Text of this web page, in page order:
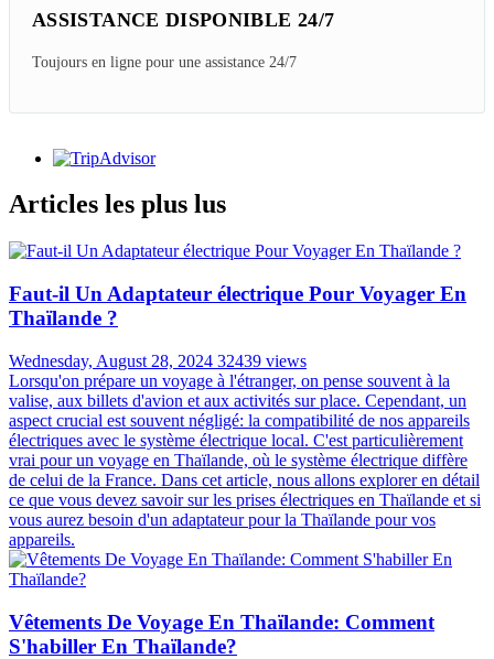
ASSISTANCE DISPONIBLE 24/7
Toujours en ligne pour une assistance 24/7
Articles les plus lus
Faut-il Un Adaptateur électrique Pour Voyager En
Thaïlande ?
Wednesday, August 28, 2024 32439 views
Lorsqu'on prépare un voyage à l'étranger, on pense souvent à la
valise, aux billets d'avion et aux activités sur place. Cependant, un
aspect crucial est souvent négligé: la compatibilité de nos appareils
électriques avec le système électrique local. C'est particulièrement
vrai pour un voyage en Thaïlande, où le système électrique diffère
de celui de la France. Dans cet article, nous allons explorer en détail
ce que vous devez savoir sur les prises électriques en Thaïlande et si
vous aurez besoin d'un adaptateur pour la Thaïlande pour vos
appareils.
Vêtements De Voyage En Thaïlande: Comment
S'habiller En Thaïlande?